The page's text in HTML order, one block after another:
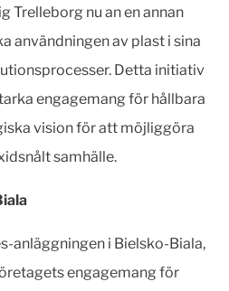
Trelleborg nu an en annan
användningen av plast i sina
Detta initiativ
engagemang för hållbara
vision för att möjliggöra
samhälle.
anläggningen i Bielsko-Biala,
engagemang för